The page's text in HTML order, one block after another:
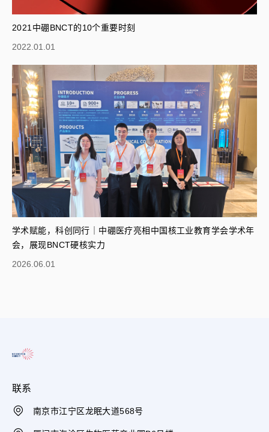
2021中硼BNCT的10个重要时刻
2022.01.01
学术赋能，科创同行｜中硼医疗亮相中国核工业教育学会学术年
会，展现BNCT硬核实力
2026.06.01
联系
南京市江宁区龙眠大道568号